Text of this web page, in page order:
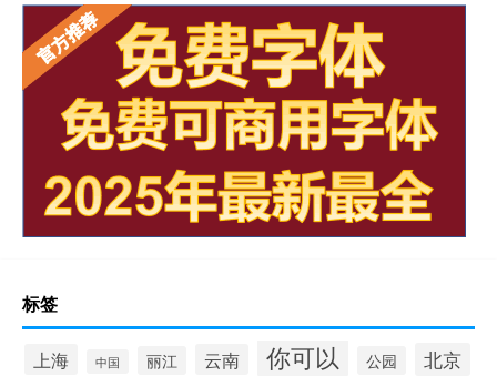
标签
上海 中国 丽江 云南 你可以 公园 北京